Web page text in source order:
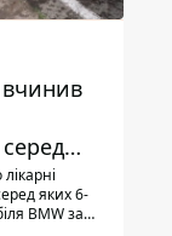
яких 6-
BMW за